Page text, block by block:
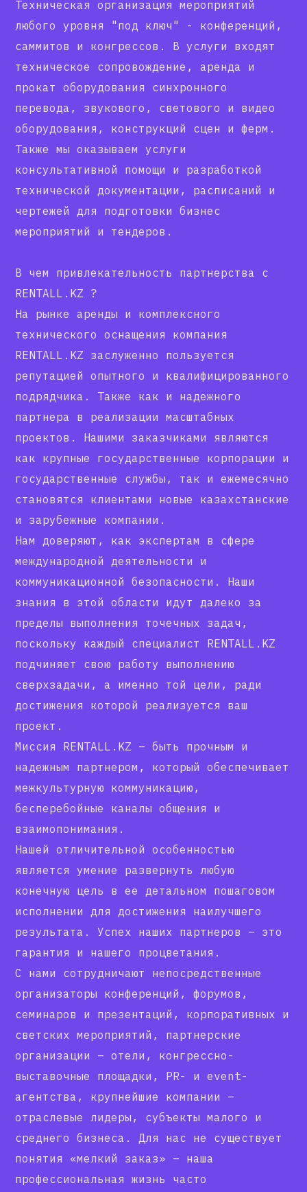
Техническая организация мероприятий
любого уровня "под ключ" - конференций,
саммитов и конгрессов. В услуги входят
техническое сопровождение, аренда и
прокат оборудования синхронного
перевода, звукового, светового и видео
оборудования, конструкций сцен и ферм.
Также мы оказываем услуги
консультативной помощи и разработкой
технической документации, расписаний и
чертежей для подготовки бизнес
мероприятий и тендеров.
В чем привлекательность партнерства с
RENTALL.KZ ?
На рынке аренды и комплексного
технического оснащения компания
RENTALL.KZ заслуженно пользуется
репутацией опытного и квалифицированного
подрядчика. Также как и надежного
партнера в реализации масштабных
проектов. Нашими заказчиками являются
как крупные государственные корпорации и
государственные службы, так и ежемесячно
становятся клиентами новые казахстанские
и зарубежные компании.
Нам доверяют, как экспертам в сфере
международной деятельности и
коммуникационной безопасности. Наши
знания в этой области идут далеко за
пределы выполнения точечных задач,
поскольку каждый специалист RENTALL.KZ
подчиняет свою работу выполнению
сверхзадачи, а именно той цели, ради
достижения которой реализуется ваш
проект.
Миссия RENTALL.KZ – быть прочным и
надежным партнером, который обеспечивает
межкультурную коммуникацию,
бесперебойные каналы общения и
взаимопонимания.
Нашей отличительной особенностью
является умение развернуть любую
конечную цель в ее детальном пошаговом
исполнении для достижения наилучшего
результата. Успех наших партнеров – это
гарантия и нашего процветания.
С нами сотрудничают непосредственные
организаторы конференций, форумов,
семинаров и презентаций, корпоративных и
светских мероприятий, партнерские
организации – отели, конгрессно-
выставочные площадки, PR- и event-
агентства, крупнейшие компании –
отраслевые лидеры, субъекты малого и
среднего бизнеса. Для нас не существует
понятия «мелкий заказ» – наша
профессиональная жизнь часто